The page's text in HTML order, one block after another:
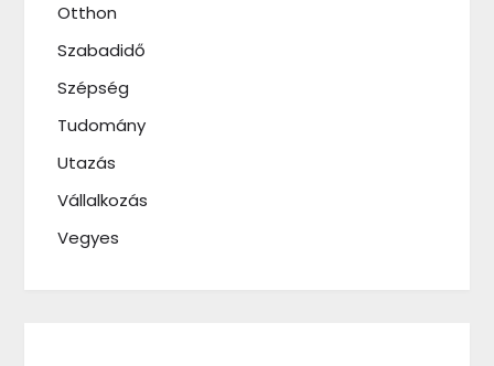
Otthon
Szabadidő
Szépség
Tudomány
Utazás
Vállalkozás
Vegyes